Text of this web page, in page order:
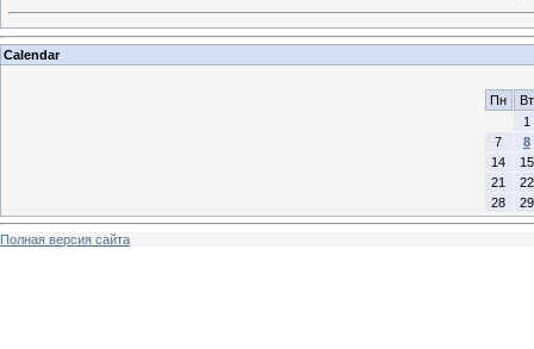
Calendar
Пн
Вт
1
7
8
14
15
21
22
28
29
Полная версия сайта